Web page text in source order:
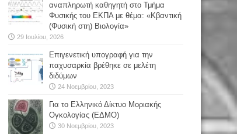
αναπληρωτή καθηγητή στο Τμήμα
Φυσικής του ΕΚΠΑ με θέμα: «Κβαντική
(Φυσική στη) Βιολογία»
29 Ιουλίου, 2026
Επιγενετική υπογραφή για την
παχυσαρκία βρέθηκε σε μελέτη
διδύμων
24 Νοεμβρίου, 2023
Για το Ελληνικό Δίκτυο Μοριακής
Ογκολογίας (ΕΔΜΟ)
30 Νοεμβρίου, 2023